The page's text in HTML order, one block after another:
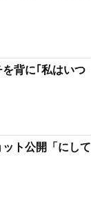
背に｢私はいつ
ト公開「にして